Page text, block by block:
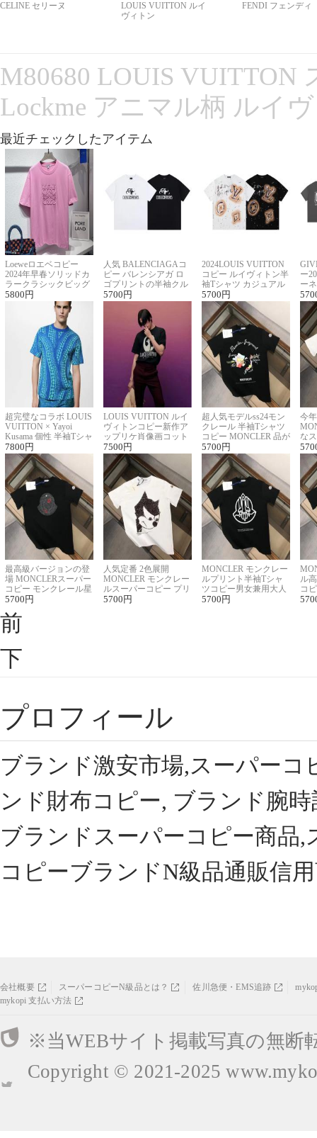
CELINE セリーヌ
LOUIS VUITTON ルイ
ヴィトン
FENDI フェンディ
M80680 LOUIS VUITTON
Lockme アニマル柄 ルイ
最近チェックしたアイテム
Loeweロエベコピー
2024年早春ソリッドカ
ラークラシックビッグ
ロゴ刺繍Tシャツ
5800 円
人気 BALENCIAGAコ
ピー バレンシアガ ロ
ゴプリントの半袖クル
ーネックTシャツ
5700 円
2024LOUIS VUITTON
コピー ルイヴィトン半
袖Tシャツ カジュアル
に馴染む 2色展開
5700 円
ー
ー
ー
超完璧なコラボ LOUIS
VUITTON × Yayoi
Kusama 個性 半袖Tシャ
ツコピー男女兼用
7800 円
LOUIS VUITTON ルイ
ヴィトンコピー新作ア
ップリケ肖像画コット
ンニット半袖Tシャツ
7500 円
超人気モデルss24モン
クレール 半袖Tシャツ
コピー MONCLER 品が
良く見た目
5700 円
今
な
ル
最高級バージョンの登
場 MONCLERスーパー
コピー モンクレール星
座半袖Tシャツ
5700 円
人気定番 2色展開
MONCLER モンクレー
ルスーパーコピー プリ
ント半袖Tシャツ
5700 円
MONCLER モンクレー
ルプリント半袖Tシャ
ツコピー男女兼用大人
可愛い春夏コーデ
5700 円
ル
コ
ィ
前
下
プロフィール
ブランド激安市場,スーパー
ンド財布コピー, ブランド腕
ブランドスーパーコピー商品
コピーブランドN級品通販信
会社概要 スーパーコピーN級品とは？ 佐川急便・EMS追跡
mykopi 支払い方法
※当WEBサイト掲載写真の無断
Copyright © 2021-2025